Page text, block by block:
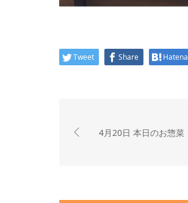
Tweet Share Hatena
4月20日 本日のお惣菜